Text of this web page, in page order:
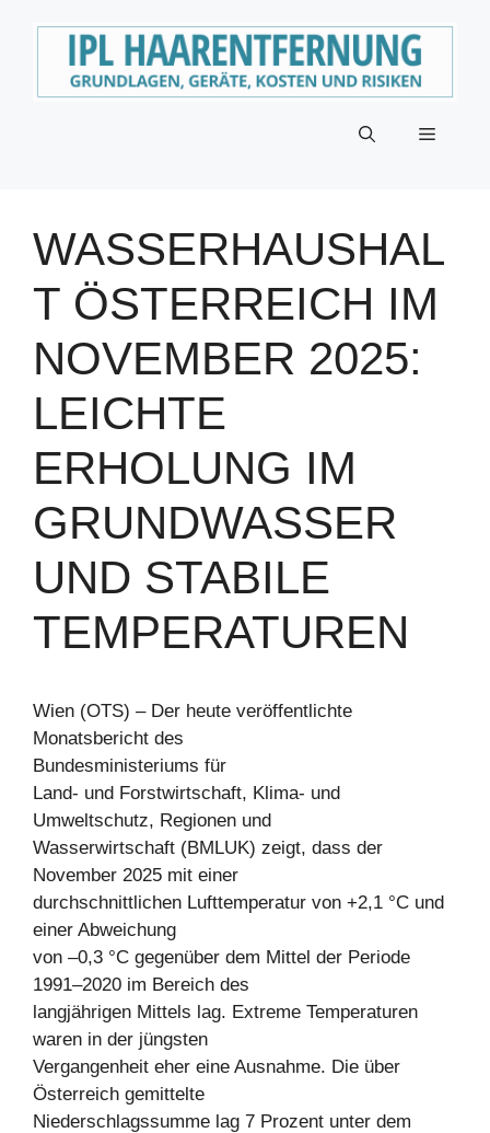
Menü
WASSERHAUSHAL
T ÖSTERREICH IM
NOVEMBER 2025:
LEICHTE
ERHOLUNG IM
GRUNDWASSER
UND STABILE
TEMPERATUREN
Wien (OTS) – Der heute veröffentlichte
Monatsbericht des
Bundesministeriums für
Land- und Forstwirtschaft, Klima- und
Umweltschutz, Regionen und
Wasserwirtschaft (BMLUK) zeigt, dass der
November 2025 mit einer
durchschnittlichen Lufttemperatur von +2,1 °C und
einer Abweichung
von –0,3 °C gegenüber dem Mittel der Periode
1991–2020 im Bereich des
langjährigen Mittels lag. Extreme Temperaturen
waren in der jüngsten
Vergangenheit eher eine Ausnahme. Die über
Österreich gemittelte
Niederschlagssumme lag 7 Prozent unter dem